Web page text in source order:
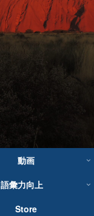
動画
語彙力向上
Store